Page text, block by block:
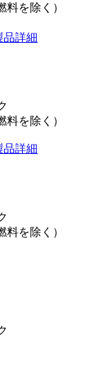
料を除く）
品詳細
料を除く）
品詳細
料を除く）